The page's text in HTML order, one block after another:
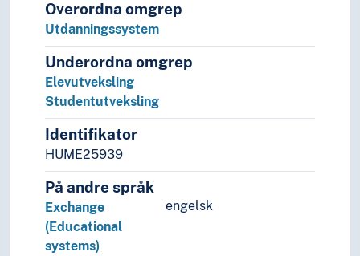
Overordna omgrep
Utdanningssystem
Underordna omgrep
Elevutveksling
Studentutveksling
Identifikator
HUME25939
På andre språk
engelsk
Exchange
(Educational
systems)